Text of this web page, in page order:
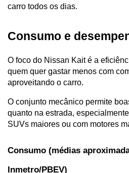
carro todos os dias.
Consumo e
O foco do Nissan Kait é a
quem quer gastar menos com
aproveitando o carro.
O conjunto mecânico permite
quanto na estrada,
SUVs maiores ou com motores
Consumo (médias
Inmetro/PBEV)